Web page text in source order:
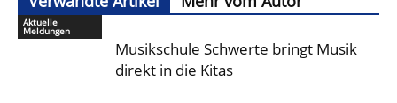
Aktuelle
Meldungen
Musikschule Schwerte bringt Musik
direkt in die Kitas